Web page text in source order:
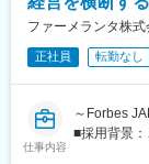
変更の範囲
【この仕事
・チーム全
各部門でお
・転勤がほ
環境です。
■キャリアパ
ファーメランタ株式
正社員 転勤なし
仕事内容
～Forbes
■採用背景：